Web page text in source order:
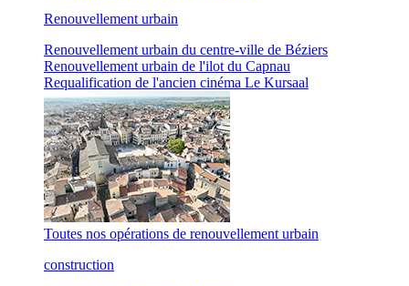
Renouvellement urbain
Renouvellement urbain du centre-ville de Béziers
Renouvellement urbain de l'ilot du Capnau
Requalification de l'ancien cinéma Le Kursaal
Toutes nos opérations de renouvellement urbain
construction